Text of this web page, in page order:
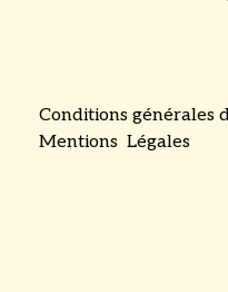
Conditions générales
Mentions Légales